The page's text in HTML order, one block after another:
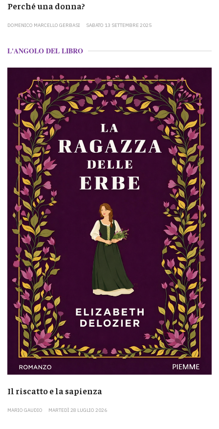
Perché una donna?
DOMENICO MARCELLO GERBASI SABATO 13 SETTEMBRE 2025
L'ANGOLO DEL LIBRO
Il riscatto e la sapienza
MARIO GAUDIO MARTEDÌ 28 LUGLIO 2026